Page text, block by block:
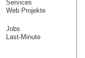
Services
Web Projekte
Jobs
Last-Minute